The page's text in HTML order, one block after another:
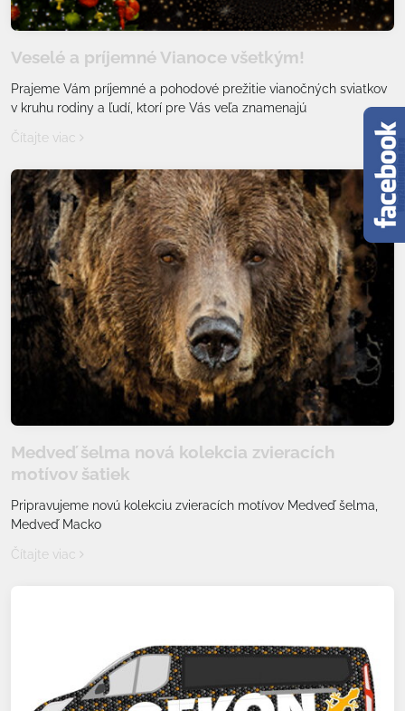
Veselé a príjemné Vianoce všetkým!
Prajeme Vám príjemné a pohodové prežitie vianočných sviatkov
v kruhu rodiny a ľudí, ktorí pre Vás veľa znamenajú
Čítajte viac
Medveď šelma nová kolekcia zvieracích
motívov šatiek
Pripravujeme novú kolekciu zvieracích motívov Medveď šelma,
Medveď Macko
Čítajte viac